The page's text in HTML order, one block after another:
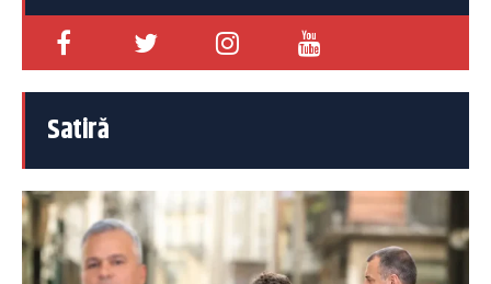
Satiră